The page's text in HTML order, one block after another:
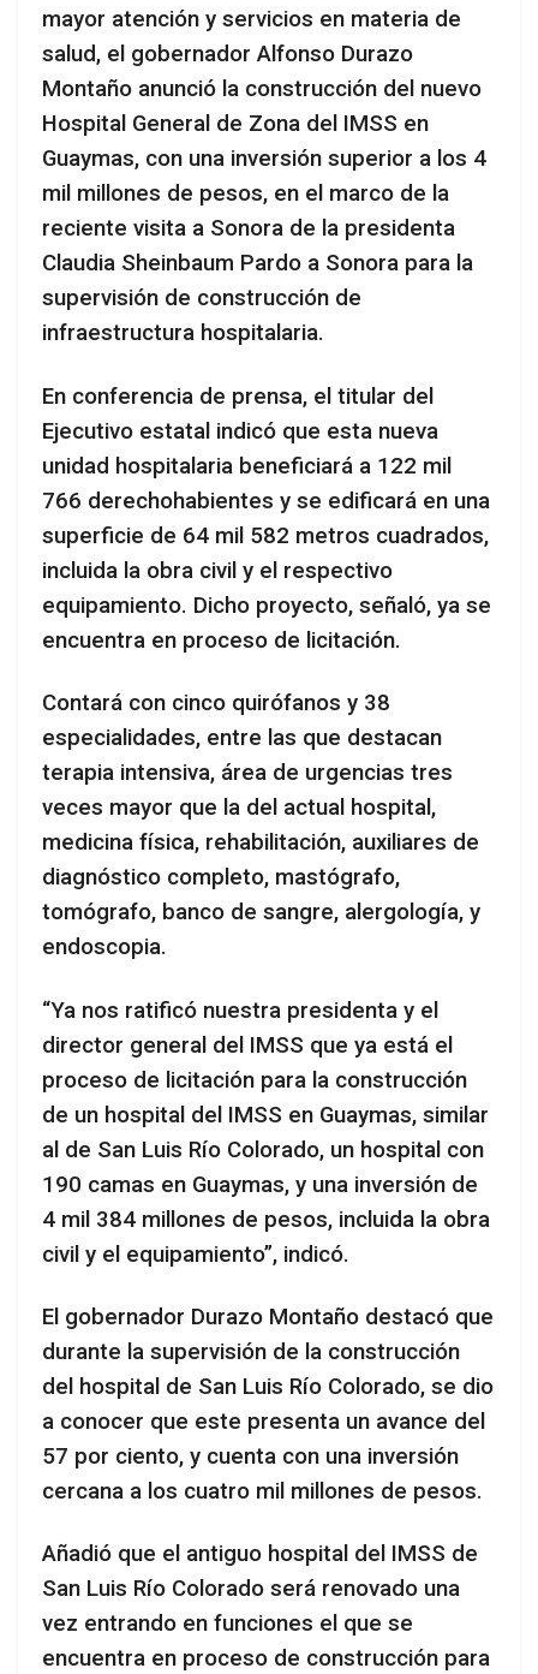
mayor atención y servicios en materia de
salud, el gobernador Alfonso Durazo
Montaño anunció la construcción del nuevo
Hospital General de Zona del IMSS en
Guaymas, con una inversión superior a los 4
mil millones de pesos, en el marco de la
reciente visita a Sonora de la presidenta
Claudia Sheinbaum Pardo a Sonora para la
supervisión de construcción de
infraestructura hospitalaria.
En conferencia de prensa, el titular del
Ejecutivo estatal indicó que esta nueva
unidad hospitalaria beneficiará a 122 mil
766 derechohabientes y se edificará en una
superficie de 64 mil 582 metros cuadrados,
incluida la obra civil y el respectivo
equipamiento. Dicho proyecto, señaló, ya se
encuentra en proceso de licitación.
Contará con cinco quirófanos y 38
especialidades, entre las que destacan
terapia intensiva, área de urgencias tres
veces mayor que la del actual hospital,
medicina física, rehabilitación, auxiliares de
diagnóstico completo, mastógrafo,
tomógrafo, banco de sangre, alergología, y
endoscopia.
“Ya nos ratificó nuestra presidenta y el
director general del IMSS que ya está el
proceso de licitación para la construcción
de un hospital del IMSS en Guaymas, similar
al de San Luis Río Colorado, un hospital con
190 camas en Guaymas, y una inversión de
4 mil 384 millones de pesos, incluida la obra
civil y el equipamiento”, indicó.
El gobernador Durazo Montaño destacó que
durante la supervisión de la construcción
del hospital de San Luis Río Colorado, se dio
a conocer que este presenta un avance del
57 por ciento, y cuenta con una inversión
cercana a los cuatro mil millones de pesos.
Añadió que el antiguo hospital del IMSS de
San Luis Río Colorado será renovado una
vez entrando en funciones el que se
encuentra en proceso de construcción para